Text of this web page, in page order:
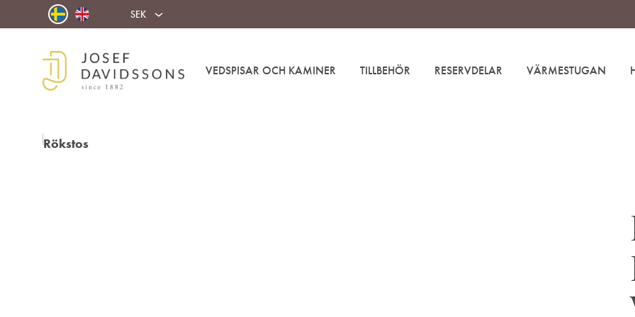
SEK
AB
i
VEDSPISAR OCH KAMINER TILLBEHÖR RESERVDELAR VÄRMESTUGAN